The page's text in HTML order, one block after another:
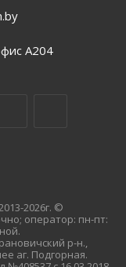
А204
2026г. ©
оператор: пн-пт:
р-н.,
аг. Подгорная.